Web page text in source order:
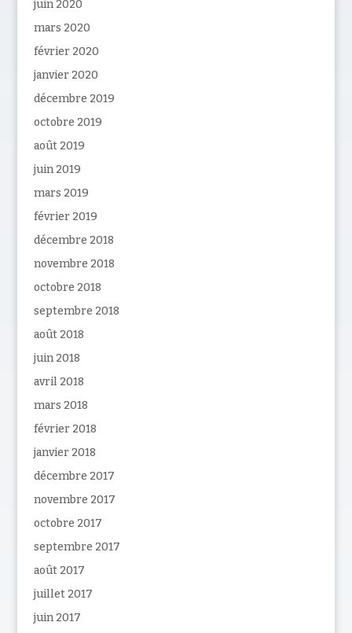
juin 2020
mars 2020
février 2020
janvier 2020
décembre 2019
octobre 2019
août 2019
juin 2019
mars 2019
février 2019
décembre 2018
novembre 2018
octobre 2018
septembre 2018
août 2018
juin 2018
avril 2018
mars 2018
février 2018
janvier 2018
décembre 2017
novembre 2017
octobre 2017
septembre 2017
août 2017
juillet 2017
juin 2017